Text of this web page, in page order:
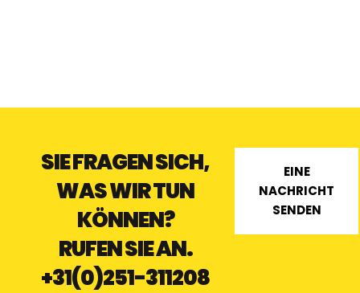
SIE FRAGEN SICH,
WAS WIR TUN
KÖNNEN?
RUFEN SIE AN.
+31(0)251-311208
EINE
NACHRICHT
SENDEN